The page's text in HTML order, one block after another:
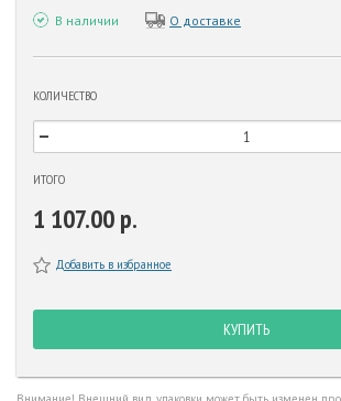
В наличии О доставке
КОЛИЧЕСТВО
ИТОГО
1 107.00 р.
Добавить в избранное
КУПИТЬ